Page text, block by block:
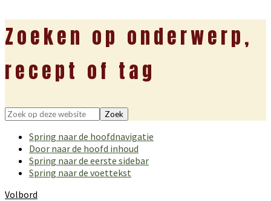
Zoeken op onderwerp,
recept of tag
Zoek
deze
website
Spring naar de hoofdnavigatie
Door naar de hoofd inhoud
Spring naar de eerste sidebar
Spring naar de voettekst
Volbord